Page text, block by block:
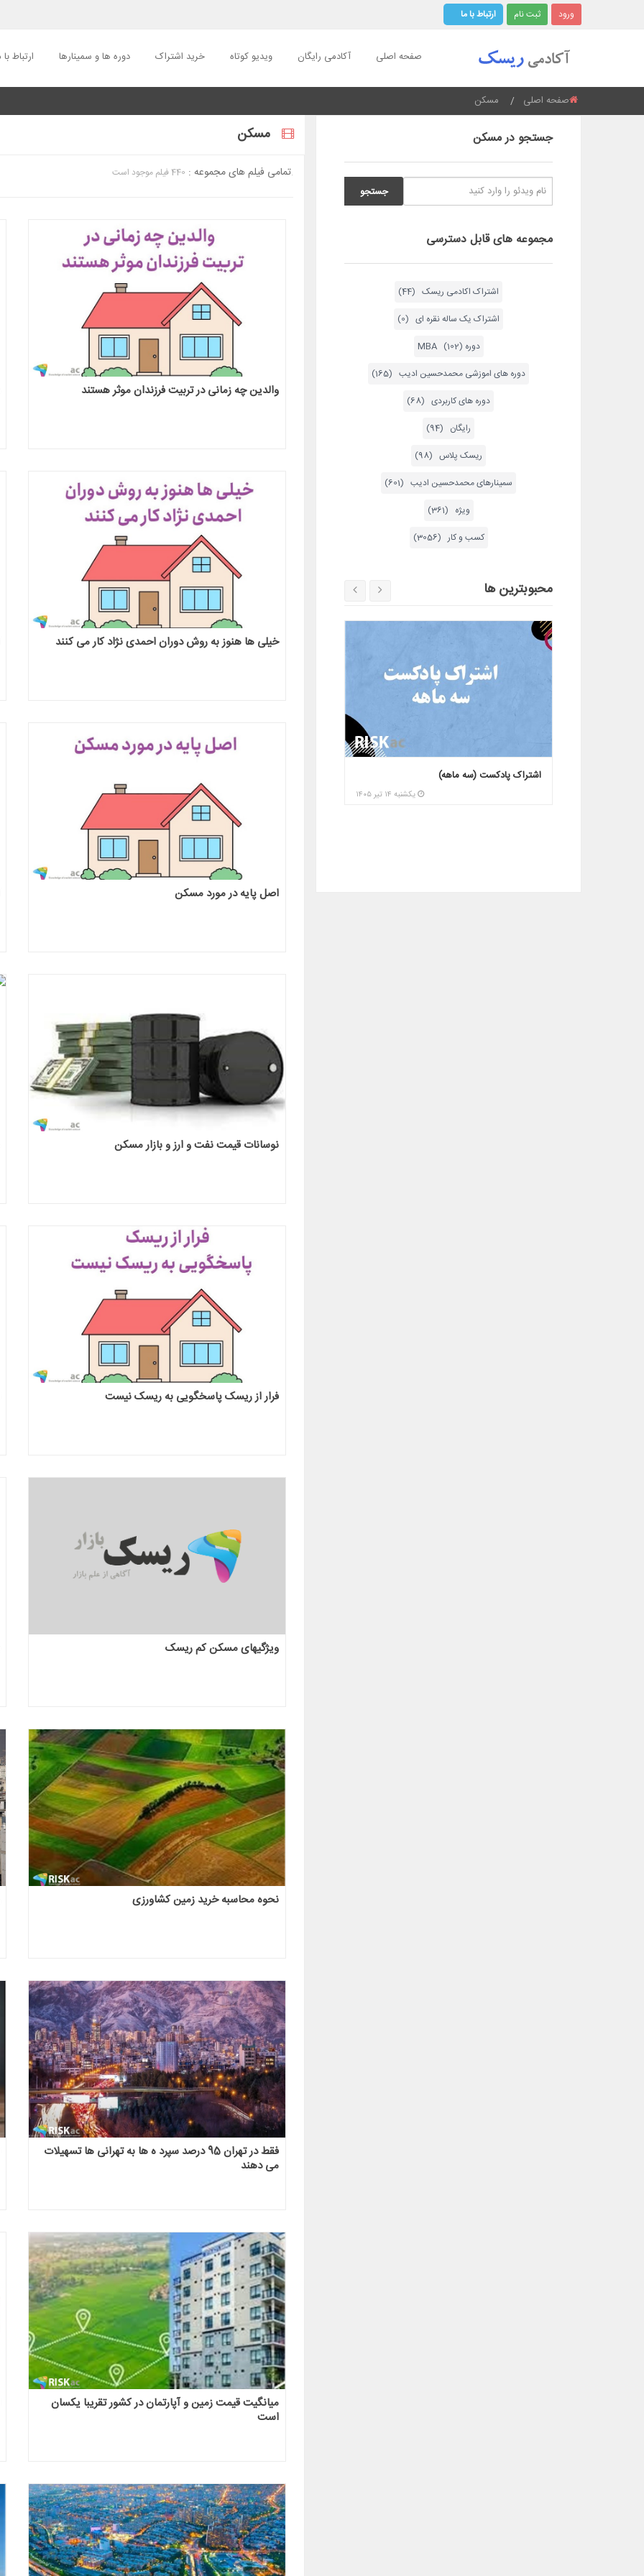
ورود ثبت نام ارتباط با ما
صفحه اصلی آکادمی رایگان ویدیو کوتاه خرید اشتراک دوره ها و سمینارها ارتباط با
اینجایید:
مسکن صفحه اصلی
مسکن
تمامی فیلم های مجموعه :440 فیلم موجود است.
والدین چه زمانی در تربیت فرزندان موثر هستند
خیلی ها هنوز به روش دوران احمدی نژاد کار می کنند
اصل پایه در مورد مسکن
نوسانات قیمت نفت و ارز و بازار مسکن
فرار از ریسک پاسخگویی به ریسک نیست
ویژگیهای مسکن کم ریسک
نحوه محاسبه خرید زمین کشاورزی
فقط در تهران 95 درصد سپرد ه ها به تهرانی ها تسهیلات
می دهند
میانگیت قیمت زمین و آپارتمان در کشور تقریبا یکسان
است
جستجو در مسکن
مجموعه های قابل دسترسی
اشتراک اکادمی ریسک (44)
اشتراک یک ساله نقره ای (0)
دوره MBA (102)
دوره های اموزشی محمدحسین ادیب (165)
دوره های کاربردی (68)
رایگان (94)
ریسک پلاس (98)
سمینارهای محمدحسین ادیب (601)
ویژه (361)
کسب و کار (3056)
محبوبترین ها
اشتراک پادکست (سه ماهه)
يکشنبه ۱۴ تير ۱۴۰۵
پنجشنبه ۲۸ خرداد ۱۴۰۵
دوره پیش بینی تغییرات
در سال 1400(رایگان)